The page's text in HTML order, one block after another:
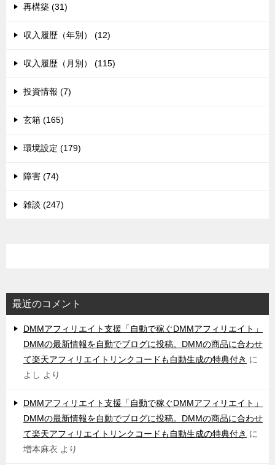
再構築 (31)
収入履歴（年別） (12)
収入履歴（月別） (115)
投資情報 (7)
玄箱 (165)
環境設定 (179)
障害 (74)
雑談 (247)
最近のコメント
DMMアフィリエイト支援「自動で稼ぐDMMアフィリエイト」
DMMの最新情報を自動でブログに投稿。DMMの商品に合わせ
て楽天アフィリエイトリンクコードも自動生成の特典付き に
よし より
DMMアフィリエイト支援「自動で稼ぐDMMアフィリエイト」
DMMの最新情報を自動でブログに投稿。DMMの商品に合わせ
て楽天アフィリエイトリンクコードも自動生成の特典付き に
増本麻衣 より